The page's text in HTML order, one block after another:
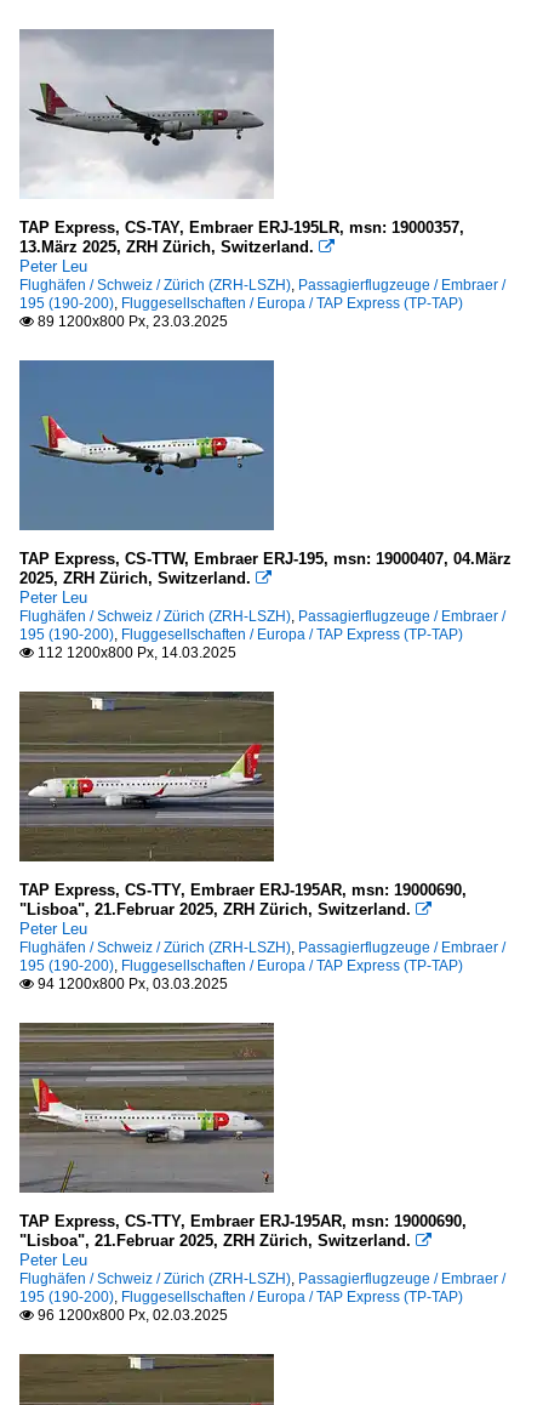
Italien
Mailand-Malpensa (MXP-LIMC)
Niederlande
Zürich (ZRH-LSZH)
Spanien
ATR (Avions de Transport Regional)
42/72
Embraer
2021
2022
2023
2024
TAP Express, CS-TAY, Embraer ERJ-195LR, msn: 19000357,
13.März 2025, ZRH Zürich, Switzerland. 
Peter Leu
Flughäfen / Schweiz / Zürich (ZRH-LSZH), Passagierflugzeuge / Embraer /
195 (190-200), Fluggesellschaften / Europa / TAP Express (TP-TAP)
 89 1200x800 Px, 23.03.2025
TAP Express, CS-TTW, Embraer ERJ-195, msn: 19000407, 04.März
2025, ZRH Zürich, Switzerland. 
Peter Leu
Flughäfen / Schweiz / Zürich (ZRH-LSZH), Passagierflugzeuge / Embraer /
195 (190-200), Fluggesellschaften / Europa / TAP Express (TP-TAP)
 112 1200x800 Px, 14.03.2025
TAP Express, CS-TTY, Embraer ERJ-195AR, msn: 19000690,
"Lisboa", 21.Februar 2025, ZRH Zürich, Switzerland. 
Peter Leu
Flughäfen / Schweiz / Zürich (ZRH-LSZH), Passagierflugzeuge / Embraer /
195 (190-200), Fluggesellschaften / Europa / TAP Express (TP-TAP)
 94 1200x800 Px, 03.03.2025
TAP Express, CS-TTY, Embraer ERJ-195AR, msn: 19000690,
"Lisboa", 21.Februar 2025, ZRH Zürich, Switzerland. 
Peter Leu
Flughäfen / Schweiz / Zürich (ZRH-LSZH), Passagierflugzeuge / Embraer /
195 (190-200), Fluggesellschaften / Europa / TAP Express (TP-TAP)
 96 1200x800 Px, 02.03.2025